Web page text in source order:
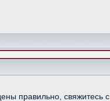
правильно, свяжитесь с